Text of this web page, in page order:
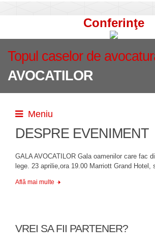
Conferinţe
Topul caselor de
AVOCATILOR
Meniu
DESPRE EVENIMENT
GALA AVOCATILOR Gala oamenilor care fac
lege. 23 aprilie,ora 19.00 Marriott Grand Hotel,
Află mai multe
VREI SA FII PARTENER?